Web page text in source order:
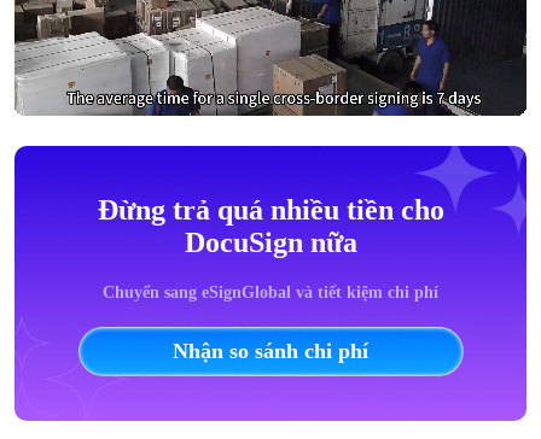
Đừng trả quá nhiều tiền cho
DocuSign nữa
Chuyển sang eSignGlobal và tiết kiệm chi phí
Nhận so sánh chi phí